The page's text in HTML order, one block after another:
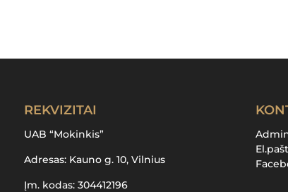
REKVIZITAI
UAB “Mokinkis”
Adresas: Kauno g. 10, Vilnius
Įm. kodas: 304412196